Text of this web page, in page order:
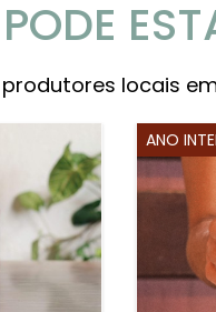
produtores locais
ANO